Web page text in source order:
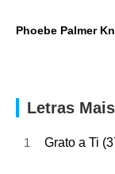
Phoebe Palmer
Letras
1 Grato a Ti